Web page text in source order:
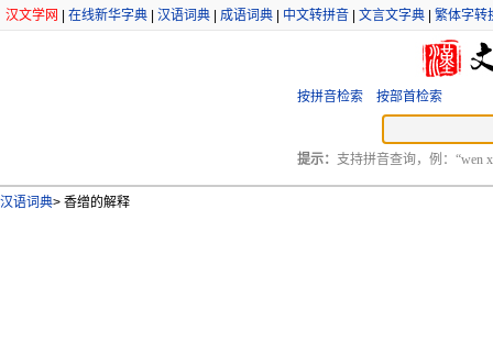
汉文学网 在线新华字典 汉语词典 成语词典 中文转拼音 文言文字典 繁体字转
按拼音检索 按部首检索
提示： 支持拼音查询，例：“wen
汉语词典> 香缯的解释